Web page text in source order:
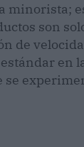
minorista;
son
de
en